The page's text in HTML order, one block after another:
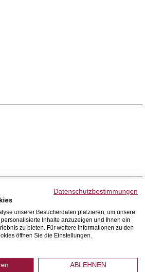
Datenschutzbestimmungen
unserer Besucherdaten platzieren, um unsere
Inhalte anzuzeigen und Ihnen ein
zu bieten. Für weitere Informationen zu den
öffnen Sie die Einstellungen.
ABLEHNEN